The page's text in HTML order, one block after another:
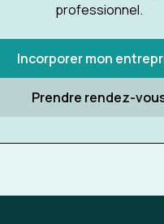
professionnel.
Incorporer mon
Prendre rendez-